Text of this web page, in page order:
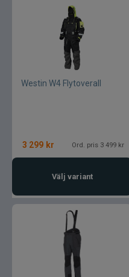
Westin W4 Flytoverall
3 299 kr Ord. pris 3 499 kr
Välj variant